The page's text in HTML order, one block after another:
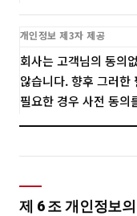
개인정보 제3자 제공
회사는 고객님의 동의
않습니다. 향후 그러한
필요한 경우 사전 동의
제 6 조 개인정보